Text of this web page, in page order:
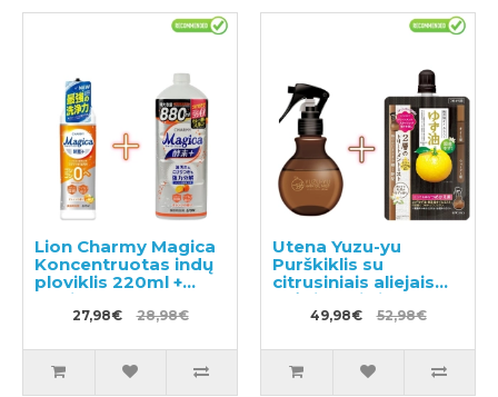
Lion Charmy Magica
Koncentruotas indų
ploviklis 220ml +
papildymas 880ml
27,98€ 28,98€
Utena Yuzu-yu
Purškiklis su
citrusiniais aliejais
drėkinantis ir
maitinantis plaukus
160ml
49,98€ 52,98€